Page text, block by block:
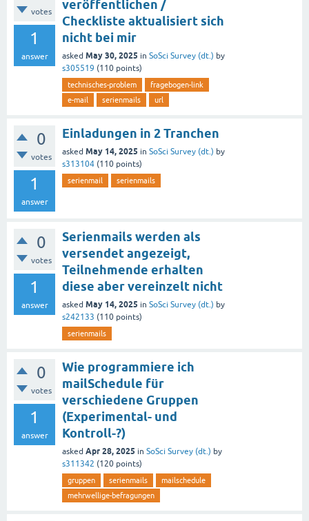
votes
1
answer
veröffentlichen /
Checkliste aktualisiert sich
nicht bei mir
asked May 30, 2025 in SoSci Survey (dt.) by
s305519 (110 points)
technisches-problem
fragebogen-link
e-mail
serienmails url
0
votes
1
answer
Einladungen in 2 Tranchen
asked May 14, 2025 in SoSci Survey (dt.) by
s313104 (110 points)
serienmail serienmails
0
votes
1
answer
Serienmails werden als
versendet angezeigt,
Teilnehmende erhalten
diese aber vereinzelt nicht
asked May 14, 2025 in SoSci Survey (dt.) by
s242133 (110 points)
serienmails
0
votes
1
answer
Wie programmiere ich
mailSchedule für
verschiedene Gruppen
(Experimental- und
Kontroll-?)
asked Apr 28, 2025 in SoSci Survey (dt.) by
s311342 (120 points)
gruppen serienmails
mailschedule
mehrwellige-befragungen